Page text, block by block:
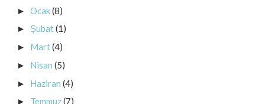
► Ocak(8)
► Şubat(1)
► Mart(4)
► Nisan (5)
► Haziran (4)
► Temmuz(7)